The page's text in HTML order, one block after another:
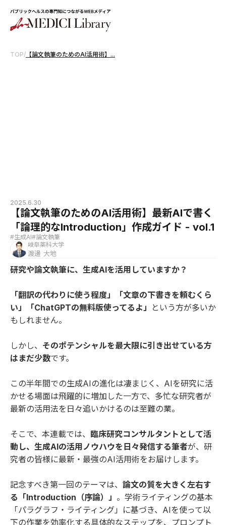
TOP/ 【論文執筆のためのAI活用術】...
2025.6.30
【論文執筆のためのAI活用術】最新AIで書く
「論理的なIntroduction」作成ガイド - vol.1
#生成AI#論文執筆
岐阜薬科大学
渡邊 大地
研究や論文執筆に、生成AIを活用していますか？
「翻訳の代わりに使う程度」「文章の下書きを頼むくら
い」「ChatGPTの無料版使ってるよ」
という方が多いか
もしれません。
しかし、 そのポテンシャルを最大限に引き出せている方
はまだ少数です。
この半年間での生成AIの進化は凄まじく、AIを研究に活
かせる場面は飛躍的に増加した一方で、多忙な研究者が
最新の活用法を日々追いかけるのは至難の業。
そこで、本連載では、 臨床研究コンサルタントとして活
動し、生成AIの活用ノウハウを日々発信する筆者が、研
究者の皆様に最新・最強のAI活用術をお届けします。
記念すべき第一回のテーマは、 論文の質を大きく左右す
る「Introduction（序論）」 。学術ライティングの基本
「パラグラフ・ライティング」に基づき、AIを使って以
下の作業を効率化する具体的なステップを、プロンプト